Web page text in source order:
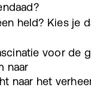
held? Kies je
voor de
naar
naar het